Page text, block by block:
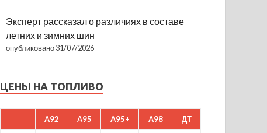
Эксперт рассказал о различиях в составе
летних и зимних шин
опубликовано 31/07/2026
ЦЕНЫ НА ТОПЛИВО
A92 A95 A95+ A98 ДТ